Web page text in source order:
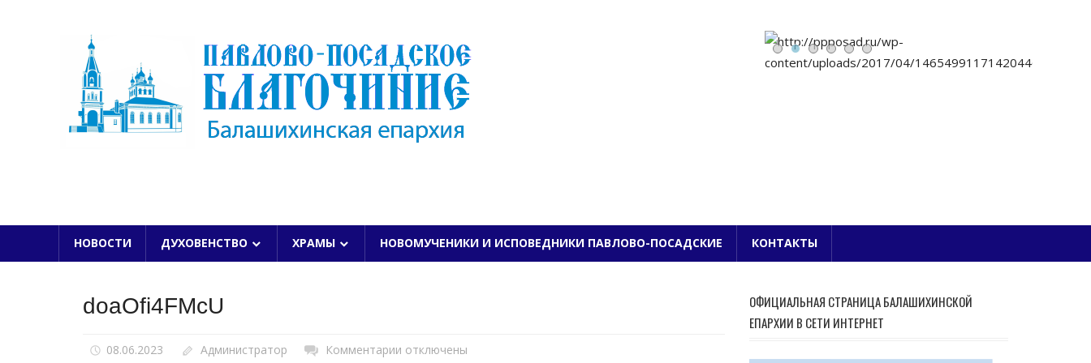
ПАВЛОВО-ПОСАДСКОЕ БЛАГОЧИНИЕ
НОВОСТИ ДУХОВЕНСТВО ХРАМЫ НОВОМУЧЕНИКИ И ИСПОВЕДНИКИ ПАВЛОВО-ПОСАДСКИЕ КОНТАКТЫ
doaOfi4FMcU
08.06.2023 Администратор Комментарии котключены
ОФИЦИАЛЬНАЯ СТРАНИЦА БАЛАШИХИНСКОЙ
ЕПАРХИИ В СЕТИ ИНТЕРНЕТ